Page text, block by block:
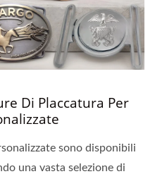
Di Placcatura Per
sono disponibili
una vasta selezione di